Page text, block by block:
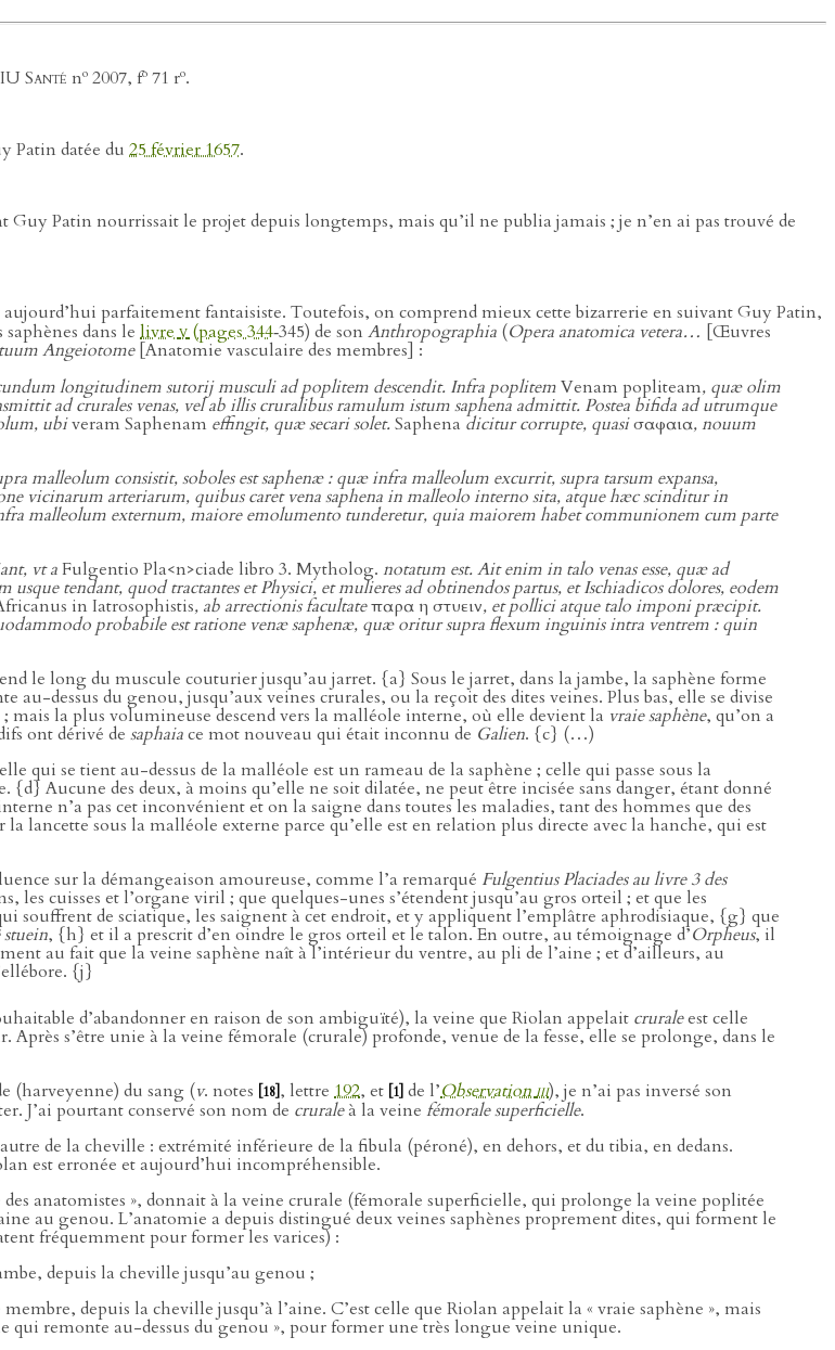
Santé no 2007, fo 71 ro.
Patin datée du 25 février 1657.
Patin nourrissait le projet depuis longtemps, mais qu’il ne publia jamais ; je n’en ai pas trouvé de
aujourd’hui parfaitement fantaisiste. Toutefois, on comprend mieux cette bizarrerie en suivant Guy Patin,
dans le livrev(pages 344‑345) de son Anthropographia (Opera anatomica vetera… [Œuvres
Angeiotome[Anatomie vasculaire des membres] :
longitudinem sutorij musculi ad poplitem descendit. Infra poplitemVenam popliteam, quæ olim
ad crurales venas, vel ab illis cruralibus ramulum istum saphena admittit. Postea bifida ad utrumque
ubiveram Saphenam effingit, quæ secari solet. Saphena dicitur corrupte, quasiσαφαια, nouum
consistit, soboles est saphenæ : quæ infra malleolum excurrit, supra tarsum expansa,
vicinarum arteriarum, quibus caret vena saphena in malleolo interno sita, atque hæc scinditur in
malleolum externum, maiore emolumento tunderetur, quia maiorem habet communionem cum parte
vt aFulgentio Pla<n>ciade libro 3. Mytholog. notatum est. Ait enim in talo venas esse, quæ ad
tendant, quod tractantes et Physici, et mulieres ad obtinendos partus, et Ischiadicos dolores, eodem
in Iatrosophistis, ab arrectionis facultateπαρα η στυειν, et pollici atque talo imponi præcipit.
probabile est ratione venæ saphenæ, quæ oritur supra flexum inguinis intra ventrem : quin
le long du muscule couturier jusqu’au jarret. {a} Sous le jarret, dans la jambe, la saphène forme
dessus du genou, jusqu’aux veines crurales, ou la reçoit des dites veines. Plus bas, elle se divise
mais la plus volumineuse descend vers la malléole interne, où elle devient la vraie saphène, qu’on a
ont dérivé de saphaiace mot nouveau qui était inconnu de Galien. {c} (…)
qui se tient au-dessus de la malléole est un rameau de la saphène ; celle qui passe sous la
Aucune des deux, à moins qu’elle ne soit dilatée, ne peut être incisée sans danger, étant donné
n’a pas cet inconvénient et on la saigne dans toutes les maladies, tant des hommes que des
lancette sous la malléole externe parce qu’elle est en relation plus directe avec la hanche, qui est
sur la démangeaison amoureuse, comme l’a remarqué Fulgentius Placiades au livre 3 des
cuisses et l’organe viril ; que quelques-unes s’étendent jusqu’au gros orteil ; et que les
souffrent de sciatique, les saignent à cet endroit, et y appliquent l’emplâtre aphrodisiaque, {g} que
stuein, {h} et il a prescrit d’en oindre le gros orteil et le talon. En outre, au témoignage d’Orpheus, il
au fait que la veine saphène naît à l’intérieur du ventre, au pli de l’aine ; et d’ailleurs, au
{j}
d’abandonner en raison de son ambiguïté), la veine que Riolan appelait cruraleest celle
s’être unie à la veine fémorale (crurale) profonde, venue de la fesse, elle se prolonge, dans le
(harveyenne) du sang (v. notes [18], lettre 192, et [1] de l’Observationiii), je n’ai pas inversé son
J’ai pourtant conservé son nom de cruraleà la veine fémorale superficielle.
de la cheville : extrémité inférieure de la fibula (péroné), en dehors, et du tibia, en dedans.
est erronée et aujourd’hui incompréhensible.
anatomistes », donnait à la veine crurale (fémorale superficielle, qui prolonge la veine poplitée
au genou. L’anatomie a depuis distingué deux veines saphènes proprement dites, qui forment le
fréquemment pour former les varices) :
depuis la cheville jusqu’au genou ;
depuis la cheville jusqu’à l’aine. C’est celle que Riolan appelait la « vraie saphène », mais
qui remonte au-dessus du genou », pour former une très longue veine unique.